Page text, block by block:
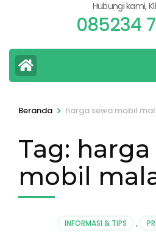
Hubungi kami,
085234
Beranda > harga sewa mobil
Tag: harga
mobil
INFORMASI & TIPS ,